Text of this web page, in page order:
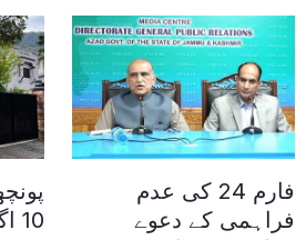
فارم 24 کی عدم
فراہمی کے دعوے